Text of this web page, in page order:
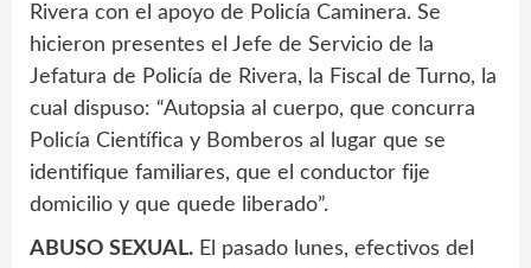
Rivera con el apoyo de Policía Caminera. Se
hicieron presentes el Jefe de Servicio de la
Jefatura de Policía de Rivera, la Fiscal de Turno, la
cual dispuso: “Autopsia al cuerpo, que concurra
Policía Científica y Bomberos al lugar que se
identifique familiares, que el conductor fije
domicilio y que quede liberado”.
ABUSO SEXUAL. El pasado lunes, efectivos del